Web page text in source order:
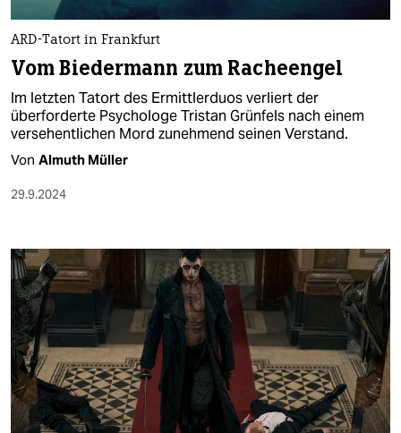
ARD-Tatort in Frankfurt
Vom Biedermann zum Racheengel
Im letzten Tatort des Ermittlerduos verliert der
überforderte Psychologe Tristan Grünfels nach einem
versehentlichen Mord zunehmend seinen Verstand.
Von Almuth Müller
29.9.2024